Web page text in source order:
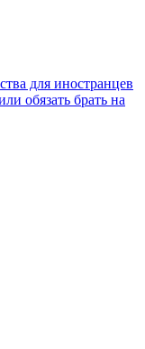
для иностранцев
обязать брать на